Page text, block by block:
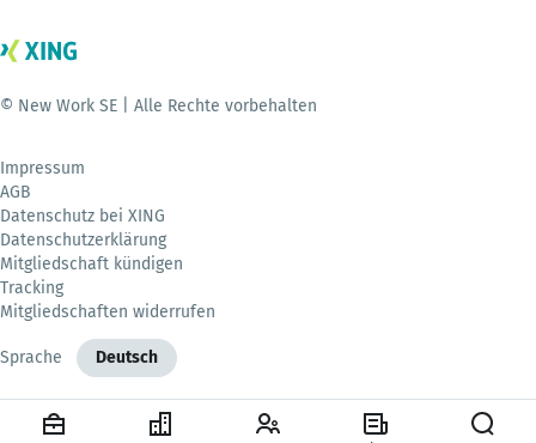
© New Work SE | Alle Rechte vorbehalten
Impressum
AGB
Datenschutz bei XING
Datenschutzerklärung
Mitgliedschaft kündigen
Tracking
Mitgliedschaften widerrufen
Sprache Deutsch